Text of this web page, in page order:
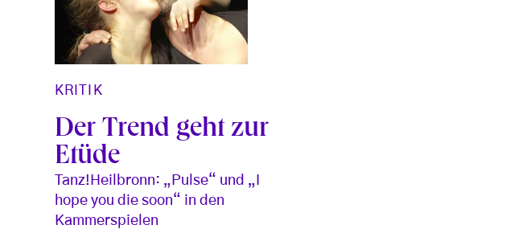
KRITIK
Der Trend geht zur
Etüde
Tanz!Heilbronn: „Pulse“ und „I
hope you die soon“ in den
Kammerspielen